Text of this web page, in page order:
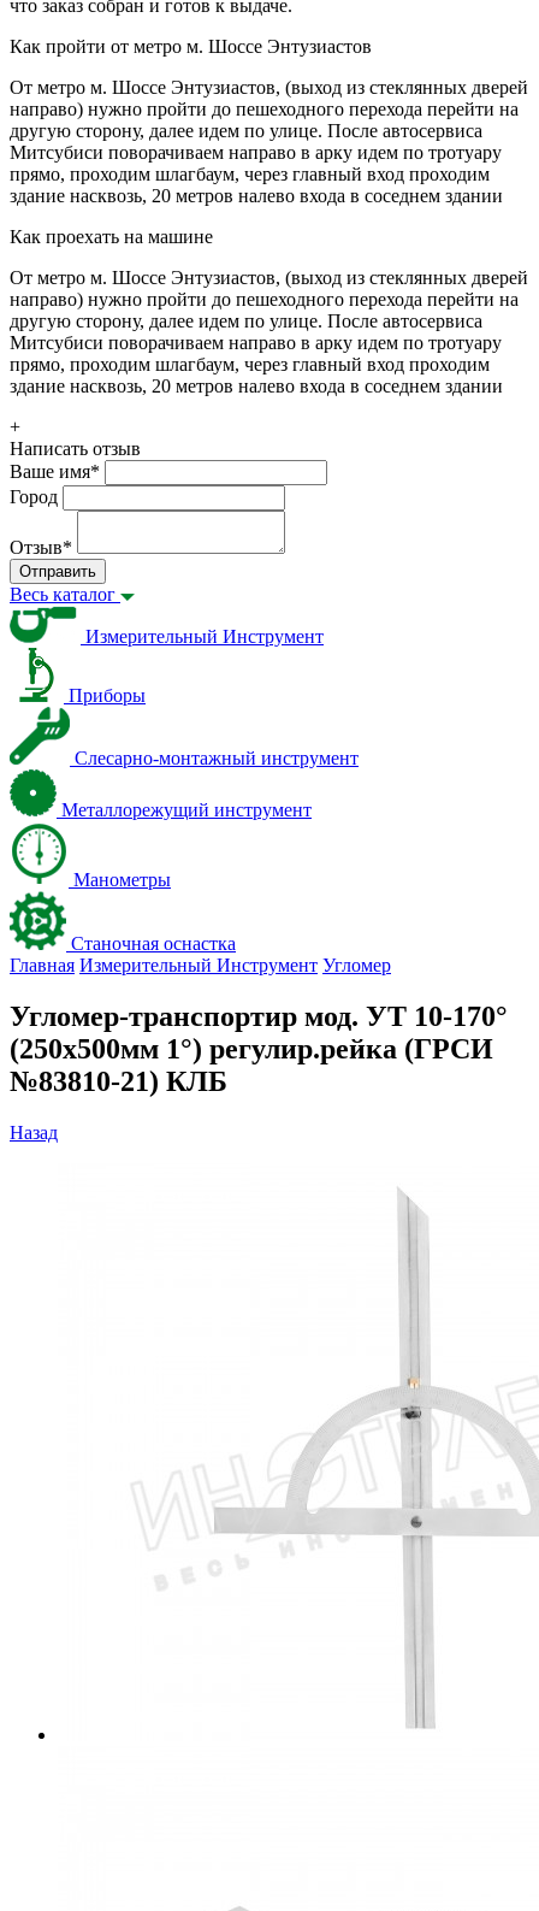
что заказ собран и готов к выдаче.
Как пройти от метро м. Шоссе Энтузиастов
От метро м. Шоссе Энтузиастов, (выход из стеклянных дверей
направо) нужно пройти до пешеходного перехода перейти на
другую сторону, далее идем по улице. После автосервиса
Митсубиси поворачиваем направо в арку идем по тротуару
прямо, проходим шлагбаум, через главный вход проходим
здание насквозь, 20 метров налево входа в соседнем здании
Как проехать на машине
От метро м. Шоссе Энтузиастов, (выход из стеклянных дверей
направо) нужно пройти до пешеходного перехода перейти на
другую сторону, далее идем по улице. После автосервиса
Митсубиси поворачиваем направо в арку идем по тротуару
прямо, проходим шлагбаум, через главный вход проходим
здание насквозь, 20 метров налево входа в соседнем здании
+
Написать отзыв
Ваше имя*
Город
Отзыв*
Отправить
Весь каталог
Измерительный Инструмент
Приборы
Слесарно-монтажный инструмент
Металлорежущий инструмент
Манометры
Станочная оснастка
Главная Измерительный Инструмент Угломер
Угломер-транспортир мод. УТ 10-170°
(250x500мм 1°) регулир.рейка (ГРСИ
№83810-21) КЛБ
Назад